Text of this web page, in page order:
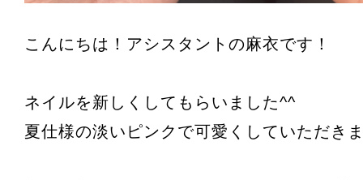
こんにちは！アシスタントの麻衣です！
ネイルを新しくしてもらいました^^
夏仕様の淡いピンクで可愛くしていただき